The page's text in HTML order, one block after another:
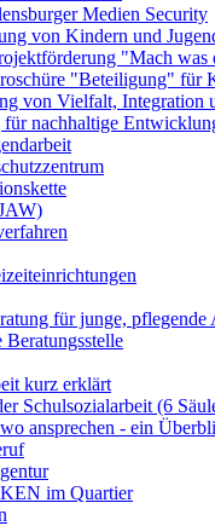
Medien Security
von Kindern und
"Mach was
"Beteiligung" für
von Vielfalt, Integration
nachhaltige
für junge, pflegende
Beratungsstelle
kurz erklärt
Schulsozialarbeit (6
ansprechen - ein
im Quartier